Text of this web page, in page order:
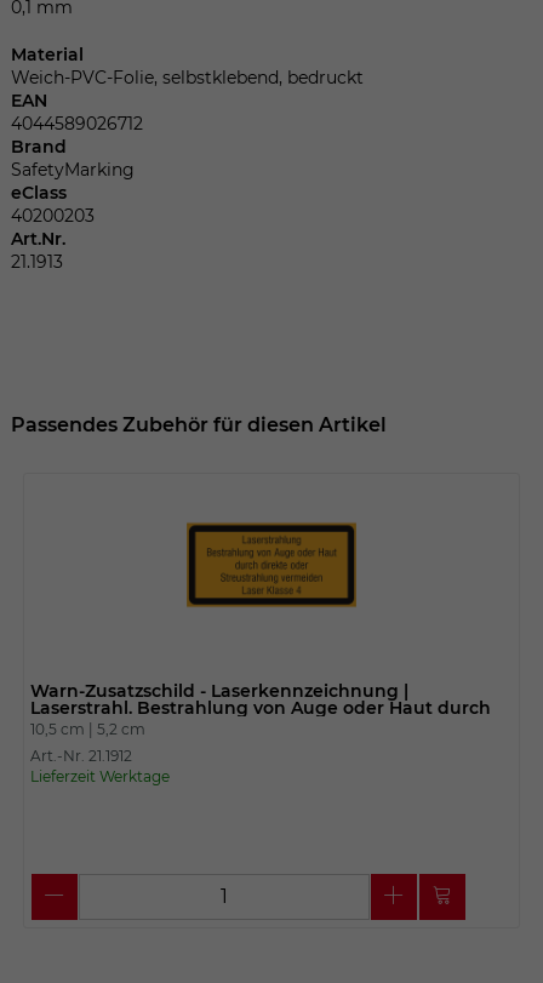
0,1 mm
Material
Weich-PVC-Folie, selbstklebend, bedruckt
EAN
4044589026712
Brand
SafetyMarking
eClass
40200203
Art.Nr.
21.1913
Passendes Zubehör für diesen Artikel
Warn-Zusatzschild - Laserkennzeichnung |
Laserstrahl. Bestrahlung von Auge oder Haut durch
10,5 cm | 5,2 cm
Art.-Nr. 21.1912
Lieferzeit Werktage
Zweck
Speicherung Ihrer vorgenommen
Name
Anbieter
festhalten des Login Status.